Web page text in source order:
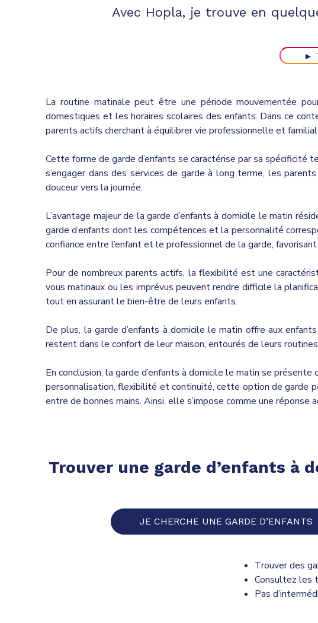
Avec Hopla, je trouve en
►
La routine matinale peut être une période mouvementée
domestiques et les horaires scolaires des enfants. Dans ce
parents actifs cherchant à équilibrer vie professionnelle et
Cette forme de garde d’enfants se caractérise par sa
s’engager dans des services de garde à long terme, les
douceur vers la journée.
L’avantage majeur de la garde d’enfants à domicile le matin
garde d’enfants dont les compétences et la personnalité
confiance entre l’enfant et le professionnel de la garde,
Pour de nombreux parents actifs, la flexibilité est une
vous matinaux ou les imprévus peuvent rendre difficile la
tout en assurant le bien-être de leurs enfants.
De plus, la garde d’enfants à domicile le matin offre aux
restent dans le confort de leur maison, entourés de leurs
En conclusion, la garde d’enfants à domicile le matin se
personnalisation, flexibilité et continuité, cette option de garde
entre de bonnes mains. Ainsi, elle s’impose comme une
Trouver une garde d’enfants à
JE CHERCHE UNE GARDE D’ENFANTS
Trouver des
Consultez les
Pas